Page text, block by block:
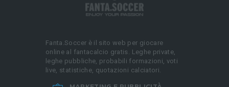
Fanta.Soccer è il sito web per giocare
online al fantacalcio gratis. Leghe private,
leghe pubbliche, probabili formazioni, voti
live, statistiche, quotazioni calciatori.